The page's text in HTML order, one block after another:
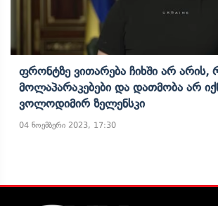
Ფრონტზე Ვითარება Ჩიხში Არ Არის,
Მოლაპარაკებები Და Დათმობა Არ
Ვოლოდიმირ Ზელენსკი
04 ნოემბერი 2023, 17:30